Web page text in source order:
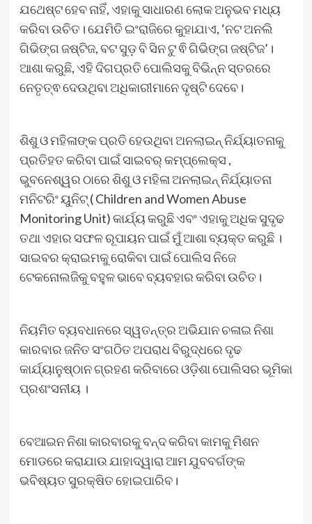
ଯଥେଷ୍ଟ ହେବ ନାହିଁ, ଏହାକୁ ସାଧାରଣ ଲୋକ ଅନୁଭବ ମଧ୍ୟ
କରିବା ଉଚିତ। ଯେମିତି ଇଂରାଜିରେ କୁହାଯାଏ, ‘ନଟ ଅନଲି
ଗିଭିଙ୍ଗ ଜଷ୍ଟିଜ, ବଟ ସୁଡ଼ ବି ସିନ ଟୁ ଵି ଗିଭିଙ୍ଗ ଜଷ୍ଟିଜ’।
ଆଶା କରୁଛି, ଏହି ଦିଗପ୍ରତି ପୋଲିସକୁ ବିଭିନ୍ନ ସ୍ତରରେ
ନେତୃତ୍ଵ ଦେଉଥିବା ଅଧିକାରୀମାନେ ଦୃଷ୍ଟି ଦେବେ।
ଶିଶୁ ଓ ମହିଳାଙ୍କ ପ୍ରତି ହେଉଥିବା ଅନଲାଇନ୍ ନିର୍ଯ୍ୟାତନାକୁ
ପ୍ରତିହତ କରିବା ପାଇଁ ସାଇବର୍ କମ୍ପ୍ଲେକ୍ସ ,
ଭୁବନେଶ୍ୱର ଠାରେ ଶିଶୁ ଓ ମହିଳା ଅନଲାଇନ୍ ନିର୍ଯ୍ୟାତନା
ମନିଟରିଂ ୟୁନିଟ୍ ( Children and Women Abuse
Monitoring Unit) କାର୍ଯ୍ୟ କରୁଛି ଏବଂ ଏହାକୁ ଅଧିକ ସୁଦୃଢ
ତଥା ଏହାର ସଫଳ ରୂପାୟନ ପାଇଁ ମୁଁ ଆଶା ବ୍ୟକ୍ତ କରୁଛି ।
ସାଇବର କ୍ରାଇମକୁ ରୋକିବା ପାଇଁ ପୋଲିସ ନିଜେ
ଟେକନୋଲଜିକୁ ବହୁଳ ଭାବେ ବ୍ୟବହାର କରିବା ଉଚିତ।
ନିୟମିତ ବ୍ୟବଧାନରେ ସ୍ୱତନ୍ତ୍ର ଅଭିଯାନ ଚଳାଇ ନିଶା
କାରବାର ଜନିତ ସଂଗଠିତ ଅପରାଧ ବିରୁଦ୍ଧରେ ଦୃଢ
କାର୍ଯ୍ୟାନୁଷ୍ଠାନ ଗ୍ରହଣ କରିବାରେ ଓଡ଼ିଶା ପୋଲିସର ଭୂମିକା
ପ୍ରଶଂସନୀୟ ।
ବେଆଇନ ନିଶା କାରବାରକୁ ବନ୍ଦ କରିବା କାମକୁ ମିଶନ
ମୋଡରେ କରାଯାଉ ଯାହାଦ୍ୱାରା ଆମ ଯୁବବର୍ଗଙ୍କ
ଭବିଷ୍ୟତ ସୁରକ୍ଷିତ ହୋଇପାରିବ।